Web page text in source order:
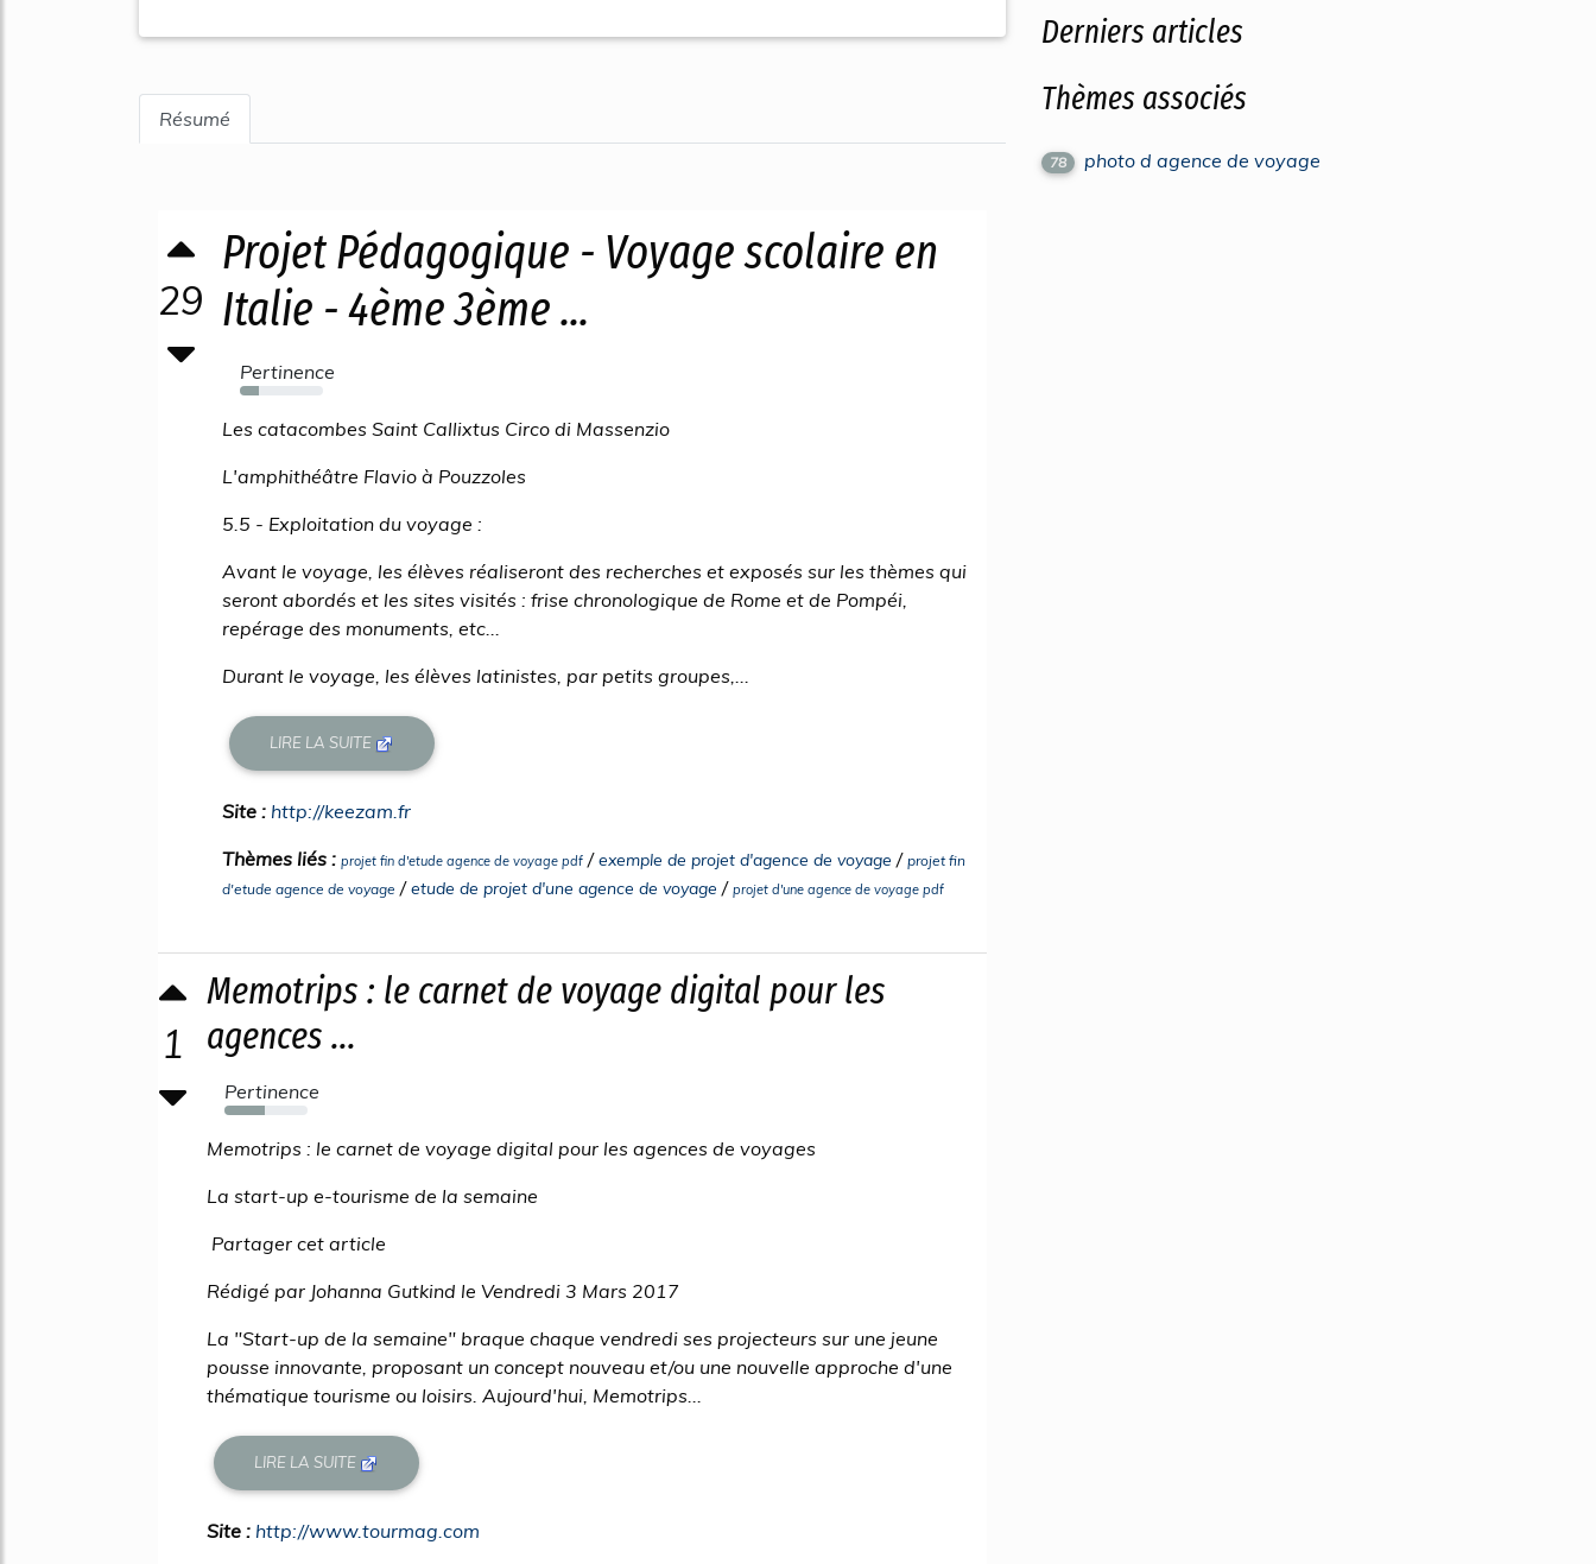
Résumé
29
Projet Pédagogique - Voyage scolaire en
Italie - 4ème 3ème ...
Pertinence
23%
Les catacombes Saint Callixtus Circo di Massenzio
L'amphithéâtre Flavio à Pouzzoles
5.5 - Exploitation du voyage :
Avant le voyage, les élèves réaliseront des recherches et exposés sur les thèmes qui
seront abordés et les sites visités : frise chronologique de Rome et de Pompéi,
repérage des monuments, etc...
Durant le voyage, les élèves latinistes, par petits groupes,...
LIRE LA SUITE
Site : http://keezam.fr
Thèmes liés : projet fin d'etude agence de voyage pdf /exemple de projet d'agence de voyage / projet fin
d'etude agence de voyage /etude de projet d'une agence de voyage / projet d'une agence de voyage pdf
1
Memotrips : le carnet de voyage digital pour les
agences ...
Pertinence
49%
Memotrips : le carnet de voyage digital pour les agences de voyages
La start-up e-tourisme de la semaine
Partager cet article
Rédigé par Johanna Gutkind le Vendredi 3 Mars 2017
La "Start-up de la semaine" braque chaque vendredi ses projecteurs sur une jeune
pousse innovante, proposant un concept nouveau et/ou une nouvelle approche d'une
thématique tourisme ou loisirs. Aujourd'hui, Memotrips...
LIRE LA SUITE
Site : http://www.tourmag.com
Derniers articles
Thèmes associés
78 photo d agence de voyage